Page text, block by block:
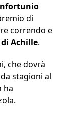
di
correndo e
Achille.
che dovrà
stagioni al
ha